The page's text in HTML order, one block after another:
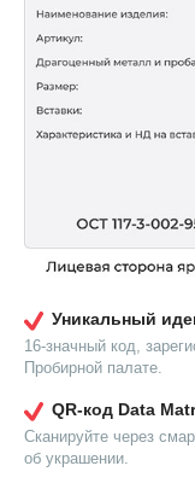
Уникальный
16-значный код,
Пробирной палате.
QR-код Data
Сканируйте через
об украшении.